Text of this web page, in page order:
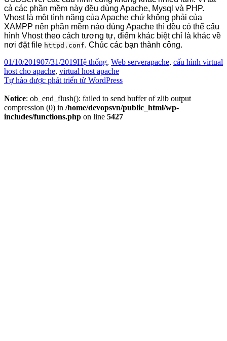
cả các phần mềm này đều dùng Apache, Mysql và PHP.
Vhost là một tình năng của Apache chứ không phải của
XAMPP nên phần mềm nào dùng Apache thì đều có thể cấu
hình Vhost theo cách tương tự, điểm khác biệt chỉ là khác về
nơi đặt file httpd.conf. Chúc các bạn thành công.
Đăng
vào
ngày
01/10/201907/31/2019Danh
mục
Hệ thống, Web serverThẻ
apache, cấu hình virtual
host cho apache, virtual host apache
Tự hào được phát triển từ WordPress
Notice: ob_end_flush(): failed to send buffer of zlib output
compression (0) in /home/devopsvn/public_html/wp-
includes/functions.php on line 5427